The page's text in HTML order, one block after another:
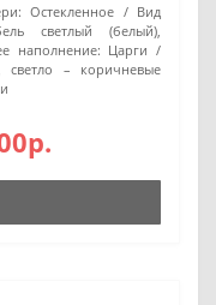
Остекленное
Вид
светлый (белый),
наполнение: Царги
светло – коричневые